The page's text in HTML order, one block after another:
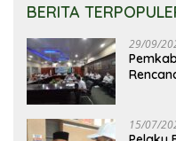
BERITA
29/09/
15/07/